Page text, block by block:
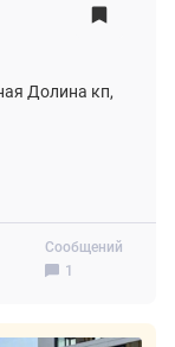
Сообщений
1
Долина кп,